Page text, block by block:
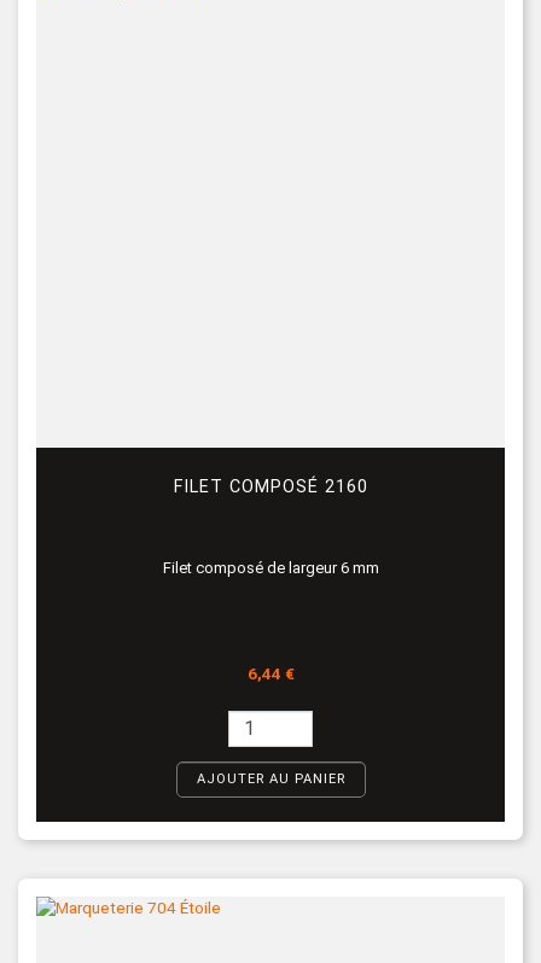
FILET COMPOSÉ 2160
Filet composé de largeur 6 mm
Prix
6,44 €
AJOUTER AU PANIER